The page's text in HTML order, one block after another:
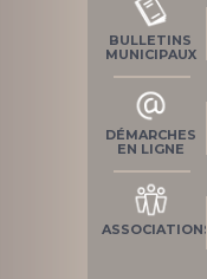
BULLETINS
MUNICIPAUX
DÉMARCHES
EN LIGNE